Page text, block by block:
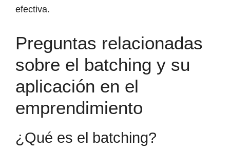
efectiva.
Preguntas relacionadas
sobre el batching y su
aplicación en el
emprendimiento
¿Qué es el batching?